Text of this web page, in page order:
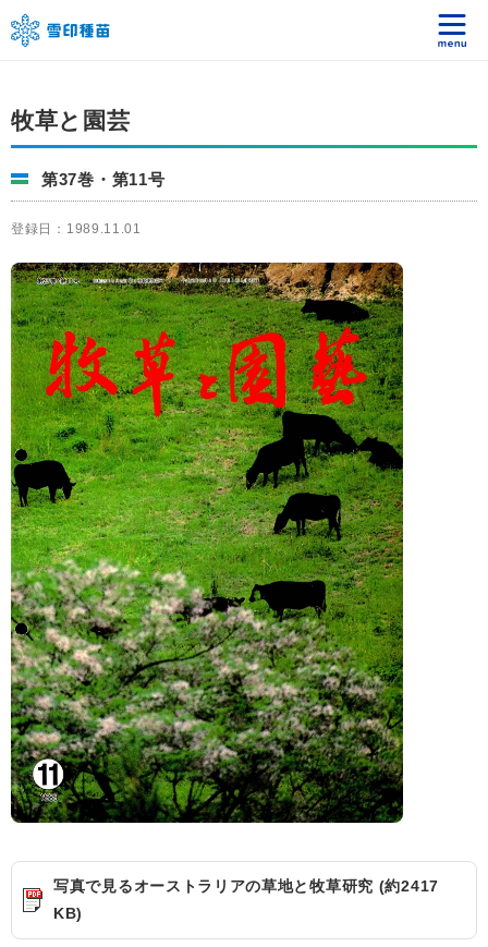
牧草と園芸
第37巻・第11号
登録日：1989.11.01
写真で見るオーストラリアの草地と牧草研究 (約2417
KB)